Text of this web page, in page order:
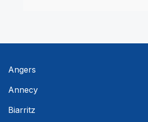
Angers
Annecy
Biarritz